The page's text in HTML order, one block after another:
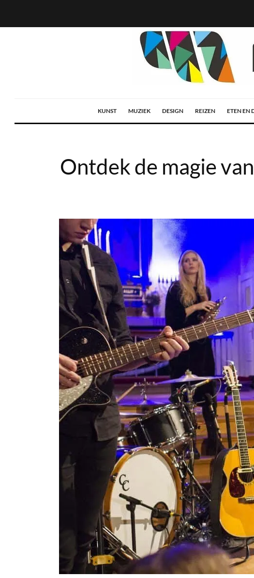
KUNST MUZIEK DESIGN REIZEN ETEN EN
Ontdek de magie